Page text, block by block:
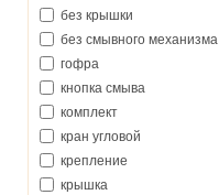
без крышки
без смывного механизма
гофра
кнопка смыва
комплект
кран угловой
крепление
крышка